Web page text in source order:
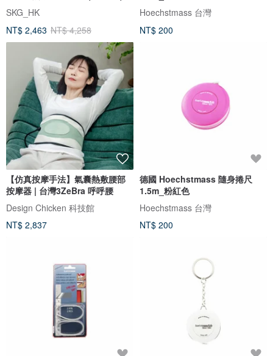
SKG_HK
NT$ 2,463 NT$ 4,258
Hoechstmass 台灣
NT$ 200
【仿真按摩手法】氣囊熱敷腰部
按摩器 | 台灣3ZeBra 呼呼腰
Design Chicken 科技館
NT$ 2,837
德國 Hoechstmass 隨身捲尺
1.5m_粉紅色
Hoechstmass 台灣
NT$ 200